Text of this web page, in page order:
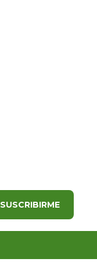
SUSCRIBIRME